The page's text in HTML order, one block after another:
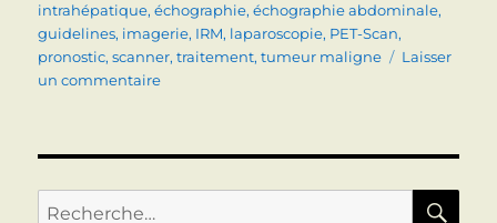
intrahépatique,échographie,échographie abdominale,
guidelines, imagerie, IRM, laparoscopie, PET-Scan,
pronostic,scanner,traitement,tumeur maligne
Laisser
un commentairesur
diagnostic,
Recherche